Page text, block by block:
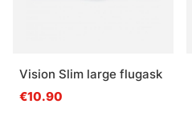
Vision Slim large flugask
€10.90